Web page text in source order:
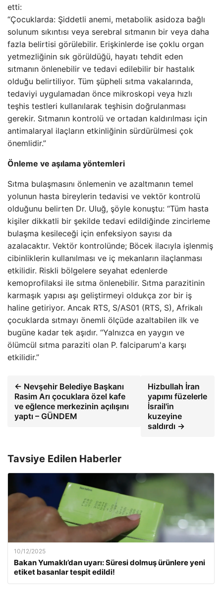
etti:
“Çocuklarda: Şiddetli anemi, metabolik asidoza bağlı
solunum sıkıntısı veya serebral sıtmanın bir veya daha
fazla belirtisi görülebilir. Erişkinlerde ise çoklu organ
yetmezliğinin sık görüldüğü, hayatı tehdit eden
sıtmanın önlenebilir ve tedavi edilebilir bir hastalık
olduğu belirtiliyor. Tüm şüpheli sıtma vakalarında,
tedaviyi uygulamadan önce mikroskopi veya hızlı
teşhis testleri kullanılarak teşhisin doğrulanması
gerekir. Sıtmanın kontrolü ve ortadan kaldırılması için
antimalaryal ilaçların etkinliğinin sürdürülmesi çok
önemlidir.”
Önleme ve aşılama yöntemleri
Sıtma bulaşmasını önlemenin ve azaltmanın temel
yolunun hasta bireylerin tedavisi ve vektör kontrolü
olduğunu belirten Dr. Uluğ, şöyle konuştu: “Tüm hasta
kişiler dikkatli bir şekilde tedavi edildiğinde zincirleme
bulaşma kesileceği için enfeksiyon sayısı da
azalacaktır. Vektör kontrolünde; Böcek ilacıyla işlenmiş
cibinliklerin kullanılması ve iç mekanların ilaçlanması
etkilidir. Riskli bölgelere seyahat edenlerde
kemoprofilaksi ile sıtma önlenebilir. Sıtma parazitinin
karmaşık yapısı aşı geliştirmeyi oldukça zor bir iş
haline getiriyor. Ancak RTS, S/AS01 (RTS, S), Afrikalı
çocuklarda sıtmayı önemli ölçüde azaltabilen ilk ve
bugüne kadar tek aşıdır. “Yalnızca en yaygın ve
ölümcül sıtma paraziti olan P. falciparum'a karşı
etkilidir.”
← Nevşehir Belediye Başkanı
Rasim Arı çocuklara özel kafe
ve eğlence merkezinin açılışını
yaptı – GÜNDEM
Hizbullah İran
yapımı füzelerle
İsrail'in
kuzeyine
saldırdı →
Tavsiye Edilen Haberler
10/12/2025
Bakan Yumaklı’dan uyarı: Süresi dolmuş ürünlere yeni
etiket basanlar tespit edildi!